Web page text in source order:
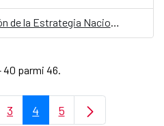
40 parmi 46.
Page
3 Page
4 Page
5